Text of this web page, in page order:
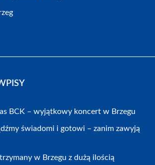
BCK – wyjątkowy koncert w Brzegu
świadomi i gotowi – zanim zawyją
w Brzegu z dużą ilością